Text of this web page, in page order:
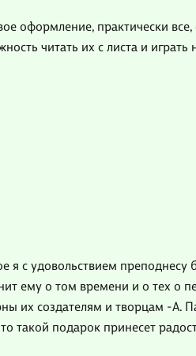
оформление, практически
читать их с листа и
я с удовольствием преподнесу
ему о том времени и о тех о
их создателям и творцам -А.
такой подарок принесет